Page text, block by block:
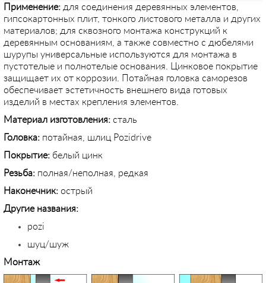
Применение: для соединения деревянных элементов,
гипсокартонных плит, тонкого листового металла и других
материалов; для сквозного монтажа конструкций к
деревянным основаниям, а также совместно с дюбелями
шурупы универсальные используются для монтажа в
пустотелые и полнотелые основания. Цинковое покрытие
защищает их от коррозии. Потайная головка саморезов
обеспечивает эстетичность внешнего вида готовых
изделий в местах крепления элементов.
Материал изготовления: сталь
Головка: потайная, шлиц Pozidrive
Покрытие: белый цинк
Резьба: полная/неполная, редкая
Наконечник: острый
Другие названия:
pozi
шуц/шуж
Монтаж